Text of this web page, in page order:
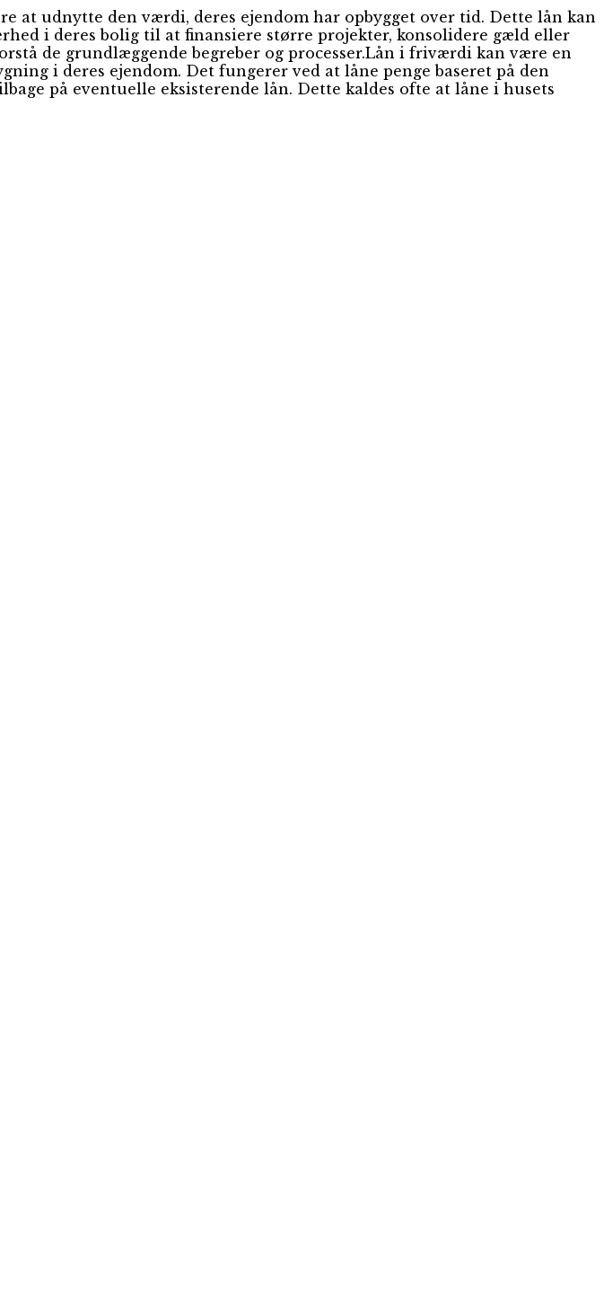
udnytte den værdi, deres ejendom har opbygget over tid. Dette lån kan
i deres bolig til at finansiere større projekter, konsolidere gæld eller
de grundlæggende begreber og processer.Lån i friværdi kan være en
i deres ejendom. Det fungerer ved at låne penge baseret på den
på eventuelle eksisterende lån. Dette kaldes ofte at låne i husets